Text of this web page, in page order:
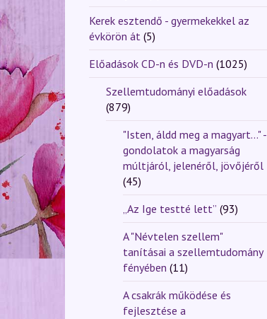
Kerek esztendő - gyermekekkel az
évkörön át (5)
Előadások CD-n és DVD-n (1025)
Szellemtudományi előadások
(879)
"Isten, áldd meg a magyart..." -
gondolatok a magyarság
múltjáról, jelenéről, jövőjéről
(45)
„Az Ige testté lett” (93)
A "Névtelen szellem"
tanításai a szellemtudomány
fényében (11)
A csakrák működése és
fejlesztése a